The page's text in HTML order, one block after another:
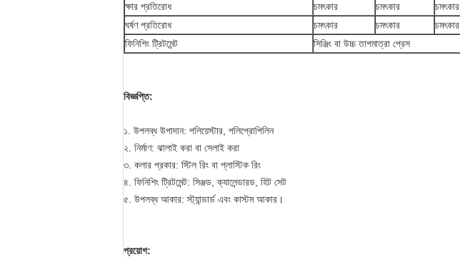
ক্ষার প্রতিরোধ
চমৎকার চমৎকার চমৎকার
ঘর্ষণ প্রতিরোধ
চমৎকার চমৎকার চমৎকার
ফিনিশিং ট্রিটমেন্ট
সিঞ্জিং বা উচ্চ তাপমাত্রা প্রেস
বিজ্ঞপ্তি:
১. উপলব্ধ উপাদান: পলিয়েস্টার, পলিপ্রোপিলিন
২. নির্মাণ: ঝালাই করা বা সেলাই করা
৩. কলার প্রকার: স্টিল রিং বা প্লাস্টিক রিং
৪. ফিনিশিং ট্রিটমেন্ট: সিঞ্জড, ক্যালেন্ডারড, হিট সেট
৫. উপলব্ধ আকার: স্ট্যান্ডার্ড এবং কাস্টম আকার।
প্রয়োগ: